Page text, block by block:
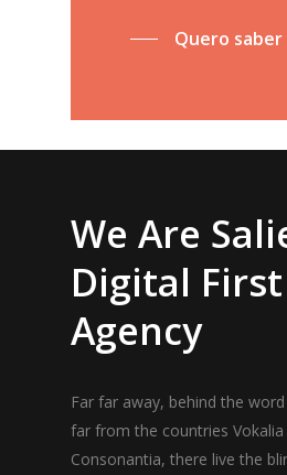
Quero saber
We Are
Digital
Agency
Far far away, behind the
far from the countries Vokalia
Consonantia, there live the